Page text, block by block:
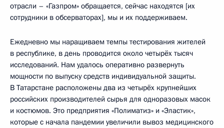
отрасли – «Газпром» обращается, сейчас находятся [их
сотрудники в обсерваторах], мы и их поддерживаем.
Ежедневно мы наращиваем темпы тестирования жителей
в республике, в день проводится около четырёх тысяч
исследований. Нам удалось оперативно развернуть
мощности по выпуску средств индивидуальной защиты.
В Татарстане расположены два из четырёх крупнейших
российских производителей сырья для одноразовых масок
и костюмов. Это предприятия «Полиматиз» и «Эластик»,
которые с начала пандемии увеличили вывоз медицинского